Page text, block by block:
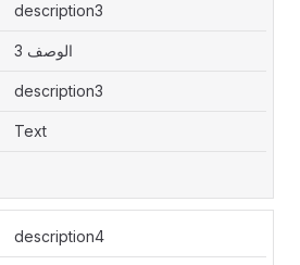
description3
الوصف 3
description3
Text
description4